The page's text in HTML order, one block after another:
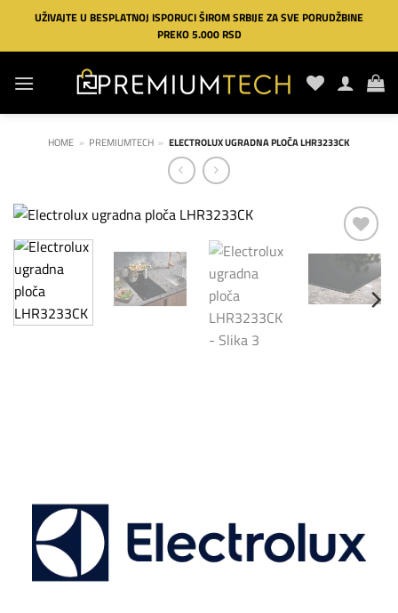
Preskoči
sadržaj
UŽIVAJTE U BESPLATNOJ ISPORUCI ŠIROM SRBIJE ZA SVE PORUDŽBINE
PREKO 5.000 RSD
HOME » PREMIUMTECH » ELECTROLUX UGRADNA PLOČA LHR3233CK
Dodaj
listu
želja